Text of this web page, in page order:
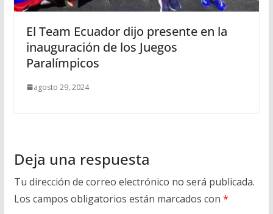
El Team Ecuador dijo presente en la
inauguración de los Juegos
Paralímpicos
agosto 29, 2024
Deja una respuesta
Tu dirección de correo electrónico no será publicada.
Los campos obligatorios están marcados con *